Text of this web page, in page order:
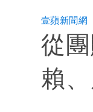
壹蘋新聞網
從
賴